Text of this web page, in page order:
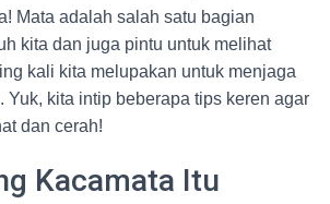
Mata adalah salah satu bagian
kita dan juga pintu untuk melihat
kali kita melupakan untuk menjaga
Yuk, kita intip beberapa tips keren agar
dan cerah!
Kacamata Itu